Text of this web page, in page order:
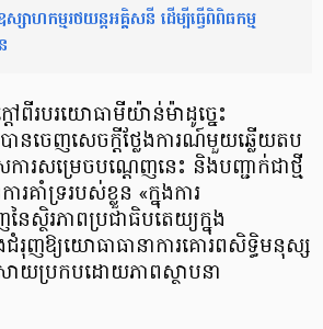
ាហកម្មរថយន្តអគ្គិសនី ដើម្បីធ្វើពិពិធកម្ម
ៅពីរបរយោធាមីយ៉ាន់ម៉ាដូច្នេះ
ានចេញសេចក្តីថ្លែងការណ៍មួយឆ្លើយតប
រសម្រេចបណ្តេញនេះ និងបញ្ជាក់ជាថ្មី
រគាំទ្ររបស់ខ្លួន «ក្នុងការ
ៃស្ថិរភាពប្រជាធិបតេយ្យក្នុង
រុញឱ្យយោធាធានាការគោរពសិទ្ធិមនុស្ស
ាយប្រកបដោយភាពស្ថាបនា